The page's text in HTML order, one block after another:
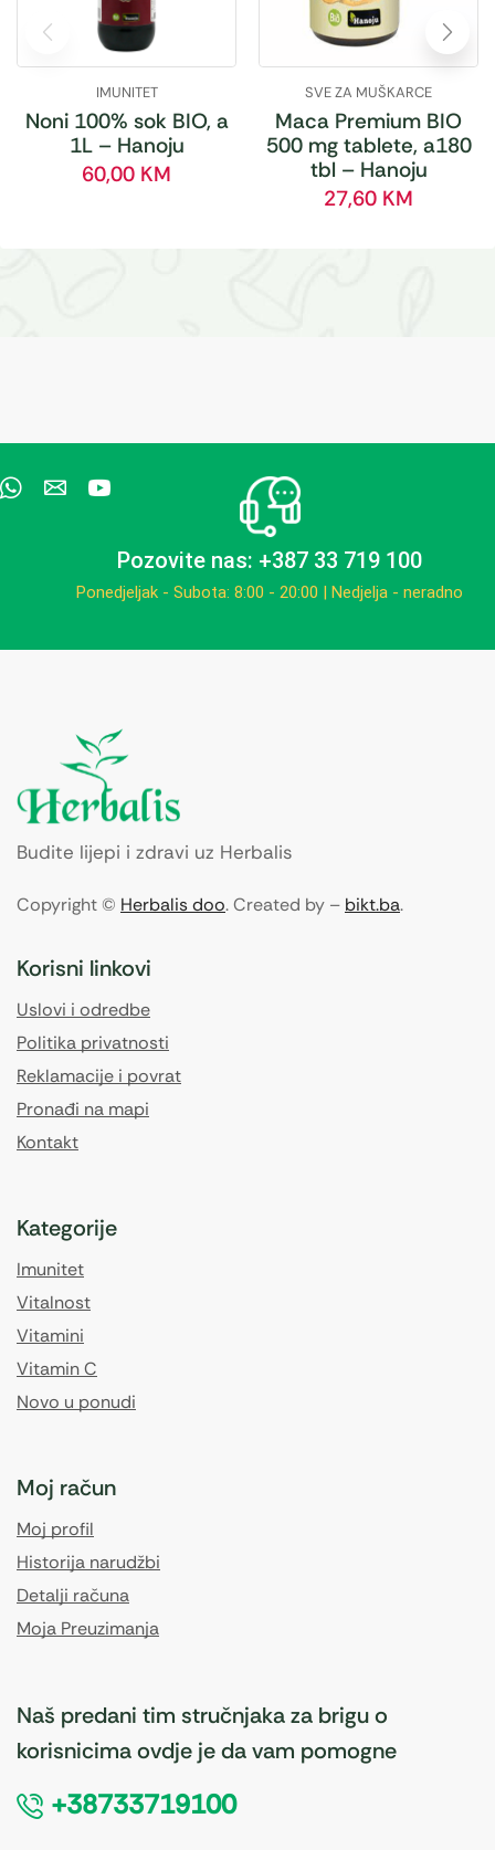
IMUNITET
Noni 100% sok BIO, a
1L – Hanoju
60,00 KM
SVE ZA MUŠKARCE
Maca Premium BIO
500 mg tablete, a180
tbl – Hanoju
27,60 KM
Pozovite nas: +387 33 719 100
Ponedjeljak - Subota: 8:00 - 20:00 | Nedjelja - neradno
Budite lijepi i zdravi uz Herbalis
Copyright © Herbalis doo. Created by – bikt.ba.
Korisni linkovi
Uslovi i odredbe
Politika privatnosti
Reklamacije i povrat
Pronađi na mapi
Kontakt
Kategorije
Imunitet
Vitalnost
Vitamini
Vitamin C
Novo u ponudi
Moj račun
Moj profil
Historija narudžbi
Detalji računa
Moja Preuzimanja
Naš predani tim stručnjaka za brigu o
korisnicima ovdje je da vam pomogne
+38733719100